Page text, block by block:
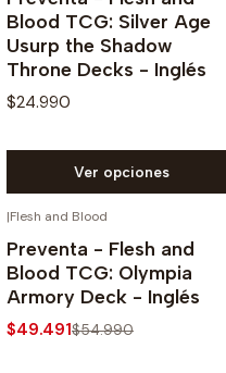
Blood TCG: Silver Age
Usurp the Shadow
Throne Decks - Inglés
$24.990
Ver opciones
-10%
|Flesh and Blood
Preventa - Flesh and
Blood TCG: Olympia
Armory Deck - Inglés
$49.491$54.990